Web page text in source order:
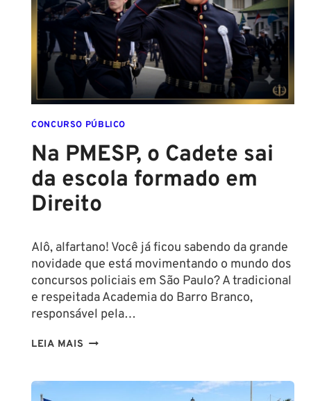
NOVAS
REGRAS!
ALTURA
MÍNIMA
PARA
CONCURSO
POLICIAL:
CONCURSO PÚBLICO
Na PMESP, o Cadete sai
da escola formado em
Direito
Alô, alfartano! Você já ficou sabendo da grande
novidade que está movimentando o mundo dos
concursos policiais em São Paulo? A tradicional
e respeitada Academia do Barro Branco,
responsável pela…
LEIA MAIS NA